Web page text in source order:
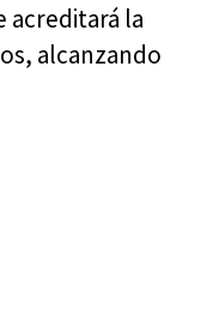
acreditará la
alcanzando